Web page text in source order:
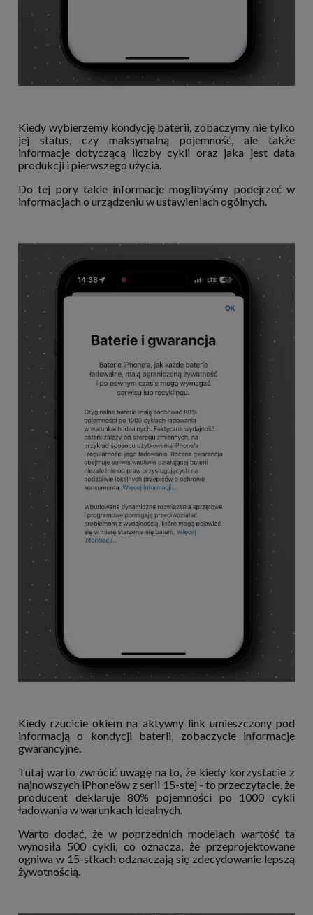
Kiedy wybierzemy kondycję baterii, zobaczymy nie tylko
jej status, czy maksymalną pojemność, ale także
informacje dotyczącą liczby cykli oraz jaka jest data
produkcji i pierwszego użycia.
Do tej pory takie informacje moglibyśmy podejrzeć w
informacjach o urządzeniu w ustawieniach ogólnych.
Kiedy rzucicie okiem na aktywny link umieszczony pod
informacją o kondycji baterii, zobaczycie informacje
gwarancyjne.
Tutaj warto zwrócić uwagę na to, że kiedy korzystacie z
najnowszych iPhone’ów z serii 15-stej - to przeczytacie, że
producent deklaruje 80% pojemności po 1000 cykli
ładowania w warunkach idealnych.
Warto dodać, że w poprzednich modelach wartość ta
wynosiła 500 cykli, co oznacza, że przeprojektowane
ogniwa w 15-stkach odznaczają się zdecydowanie lepszą
żywotnością.